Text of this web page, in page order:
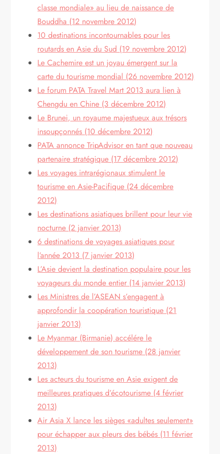
classe mondiale» au lieu de naissance de
Bouddha (12 novembre 2012)
10 destinations incontournables pour les
routards en Asie du Sud (19 novembre 2012)
Le Cachemire est un joyau émergent sur la
carte du tourisme mondial (26 novembre 2012)
Le forum PATA Travel Mart 2013 aura lien à
Chengdu en Chine (3 décembre 2012)
Le Brunei, un royaume majestueux aux trésors
insoupçonnés (10 décembre 2012)
PATA annonce TripAdvisor en tant que nouveau
partenaire stratégique (17 décembre 2012)
Les voyages intrarégionaux stimulent le
tourisme en Asie-Pacifique (24 décembre
2012)
Les destinations asiatiques brillent pour leur vie
nocturne (2 janvier 2013)
6 destinations de voyages asiatiques pour
l’année 2013 (7 janvier 2013)
L’Asie devient la destination populaire pour les
voyageurs du monde entier (14 janvier 2013)
Les Ministres de l’ASEAN s’engagent à
approfondir la coopération touristique (21
janvier 2013)
Le Myanmar (Birmanie) accélére le
développement de son tourisme (28 janvier
2013)
Les acteurs du tourisme en Asie exigent de
meilleures pratiques d’écotourisme (4 février
2013)
Air Asia X lance les sièges «adultes seulement»
pour échapper aux pleurs des bébés (11 février
2013)